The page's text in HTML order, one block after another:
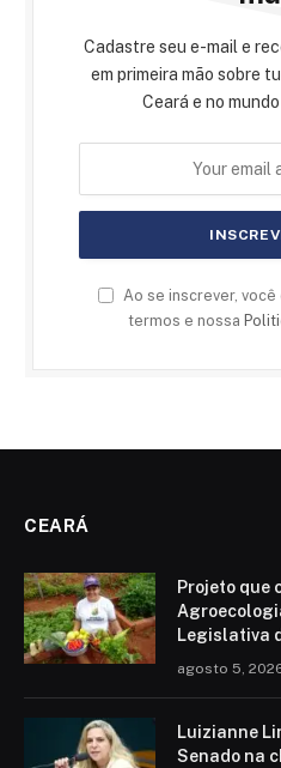
Cadastre seu e-mail e
em primeira mão sobre
Ceará e no
Ao se inscrever,
termos e nossa
CEARÁ
Projeto que
Legislativa
agosto 5,
Luizianne
Senado na